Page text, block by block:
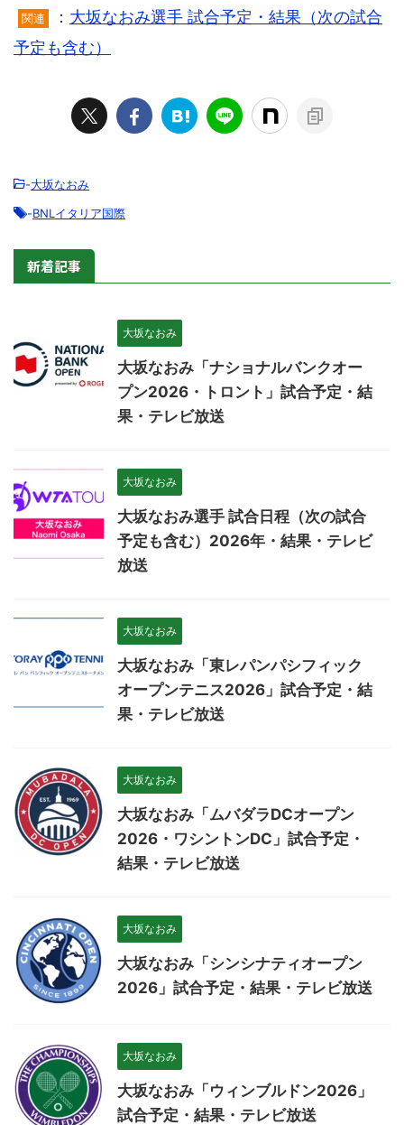
関連 ： 大坂なおみ選手 試合予定・結果（次の試合
予定も含む）
-大坂なおみ
-BNLイタリア国際
新着記事
大坂なおみ
大坂なおみ「ナショナルバンクオー
プン2026・トロント」試合予定・結
果・テレビ放送
大坂なおみ
大坂なおみ選手 試合日程（次の試合
予定も含む）2026年・結果・テレビ
放送
大坂なおみ
大坂なおみ「東レパンパシフィック
オープンテニス2026」試合予定・結
果・テレビ放送
大坂なおみ
大坂なおみ「ムバダラDCオープン
2026・ワシントンDC」試合予定・
結果・テレビ放送
大坂なおみ
大坂なおみ「シンシナティオープン
2026」試合予定・結果・テレビ放送
大坂なおみ
大坂なおみ「ウィンブルドン2026」
試合予定・結果・テレビ放送